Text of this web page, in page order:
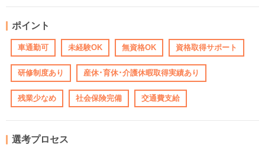
ポイント
車通勤可 未経験OK 無資格OK 資格取得サポート
研修制度あり 産休･育休･介護休暇取得実績あり
残業少なめ 社会保険完備 交通費支給
選考プロセス